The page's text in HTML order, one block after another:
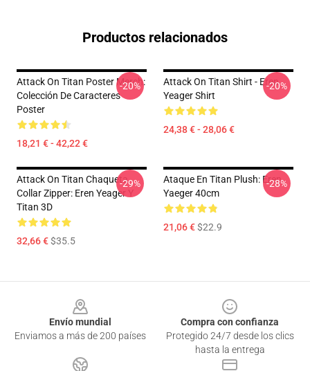
Productos relacionados
Attack On Titan Poster Merch:
Colección De Caracteres
Poster
18,21 € - 42,22 €
-20%
Attack On Titan Shirt - Eren
Yeager Shirt
24,38 € - 28,06 €
-20%
Attack On Titan Chaqueta
Collar Zipper: Eren Yeager Y
Titan 3D
32,66 €$35.5
-29%
Ataque En Titan Plush: Eren
Yaeger 40cm
21,06 €$22.9
-28%
Envío mundial
Enviamos a más de 200 países
Compra con confianza
Protegido 24/7 desde los clics
hasta la entrega